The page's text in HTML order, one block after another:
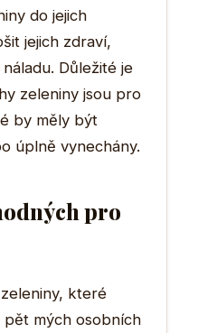
do jejich
jejich zdraví,
Důležité je
zeleniny jsou pro
by měly být
úplně vynechány.
pro
které
pět mých osobních